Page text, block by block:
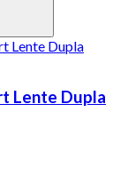
Lente Dupla